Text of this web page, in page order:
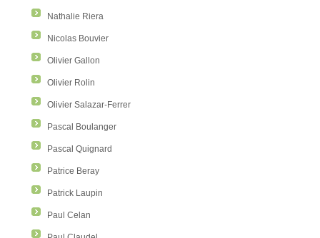
Nathalie Riera
Nicolas Bouvier
Olivier Gallon
Olivier Rolin
Olivier Salazar-Ferrer
Pascal Boulanger
Pascal Quignard
Patrice Beray
Patrick Laupin
Paul Celan